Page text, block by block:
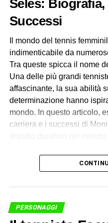
Il Declino e il Ritiro
Verso la fine degli anni
sperimentare una
della sua posizione nelle
generazionale nel tennis
McEnroe fatica a
passato. Nel 1992, decide
professionistico, chiudendo
Dopo il Tennis
prominente nel mondo del
commentatore televisivo
esibizione. La sua voce
Seles: Biografia,
Successi
Il mondo del tennis
indimenticabile da
Tra queste spicca il nome
Una delle più grandi
affascinante, la sua abilità
determinazione hanno
mondo. In questo articolo,
carriera e i successi di
Biografia di
dagiovane, ha dimostrato
PERSONAGGI